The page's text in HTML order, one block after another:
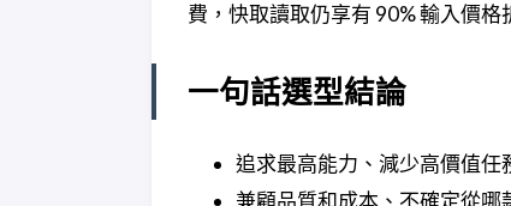
費，快取讀取仍享有 90% 輸入價
一句話選型結論
追求最高能力、減少高價值任
兼顧品質和成本、不確定從哪